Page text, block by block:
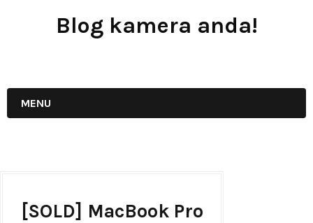
Blog kamera anda!
MENU
[SOLD] MacBook Pro